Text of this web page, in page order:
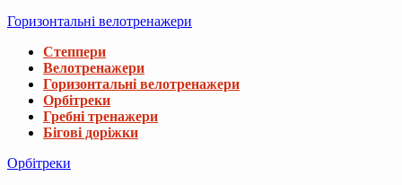
Горизонтальні велотренажери
Степпери
Велотренажери
Горизонтальні велотренажери
Орбітреки
Гребні тренажери
Бігові доріжки
Орбітреки